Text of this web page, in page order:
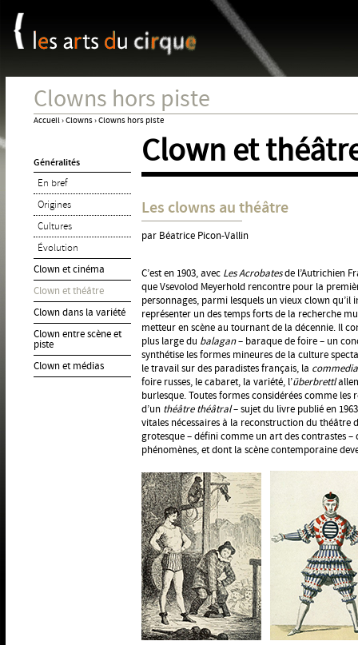
Clowns hors piste
êtes
ici
Accueil›Clowns›Clowns hors piste
Généralités
En bref
Origines
Cultures
Évolution
Clown et cinéma
Clown et théâtre
Clown dans la variété
Clown entre scène et
piste
Clown et médias
Clown et
Les clowns au théâtre
par Béatrice Picon-Vallin
C’est en 1903, avec Les Acrobatesde l’Autrichien
que Vsevolod Meyerhold rencontre pour la
personnages, parmi lesquels un vieux clown
représenter un des temps forts de la recherche
metteur en scène au tournant de la décennie. Il
plus large du balagan– baraque de foire – un
synthétise les formes mineures de la culture
le travail sur des paradistes français, la
foire russes, le cabaret, la variété, l’überbrettl
burlesque. Toutes formes considérées comme
d’un théâtre théâtral– sujet du livre publié en
vitales nécessaires à la reconstruction du théâtre
grotesque – défini comme un art des contrastes
phénomènes, et dont la scène contemporaine
Panneau de gestion des cookies